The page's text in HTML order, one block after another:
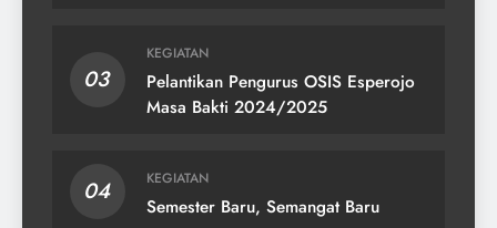
03
KEGIATAN
Pelantikan Pengurus OSIS Esperojo
Masa Bakti 2024/2025
04 KEGIATAN
Semester Baru, Semangat Baru